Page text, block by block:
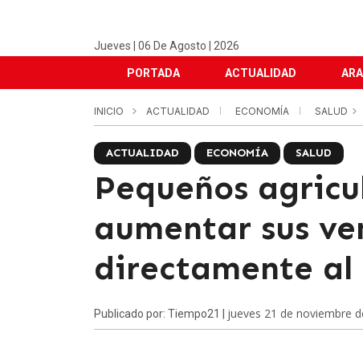
Jueves | 06 De Agosto | 2026
PORTADA ACTUALIDAD
INICIO ACTUALIDAD ECONOMÍA SALUD
ACTUALIDAD ECONOMÍA SALUD
Pequeños
aumentar sus
directamente al
Publicado por: Tiempo21 | jueves 21 de noviembre